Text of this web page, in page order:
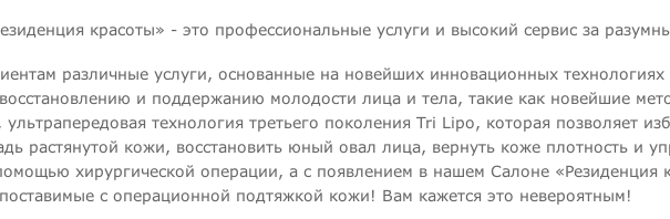
красоты» - это профессиональные услуги и высокий сервис за
различные услуги, основанные на новейших инновационных
и поддержанию молодости лица и тела, такие как новейшие
технология третьего поколения Tri Lipo, которая позволяет
растянутой кожи, восстановить юный овал лица, вернуть коже плотность и
хирургической операции, а c появлением в нашем Салоне «Резиденция
с операционной подтяжкой кожи! Вам кажется это невероятным!